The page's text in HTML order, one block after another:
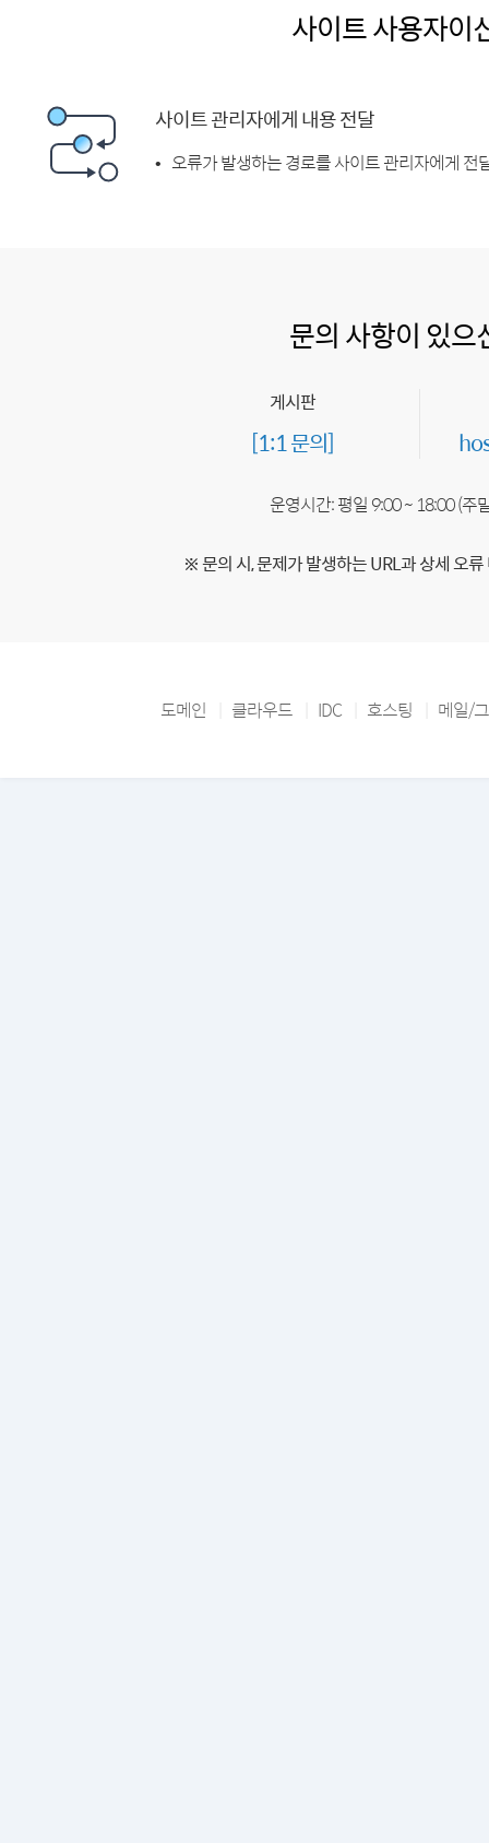
사이트 사용자이
사이트 관리자에게 내용 전달
오류가 발생하는 경로를 사이트 관리자에게 전
문의 사항이 있으
게시판
[1:1 문의]
운영시간: 평일 9:00 ~ 18:00 (주
※ 문의 시, 문제가 발생하는 URL과 상세 오
도메인 클라우드 IDC 호스팅 메일/